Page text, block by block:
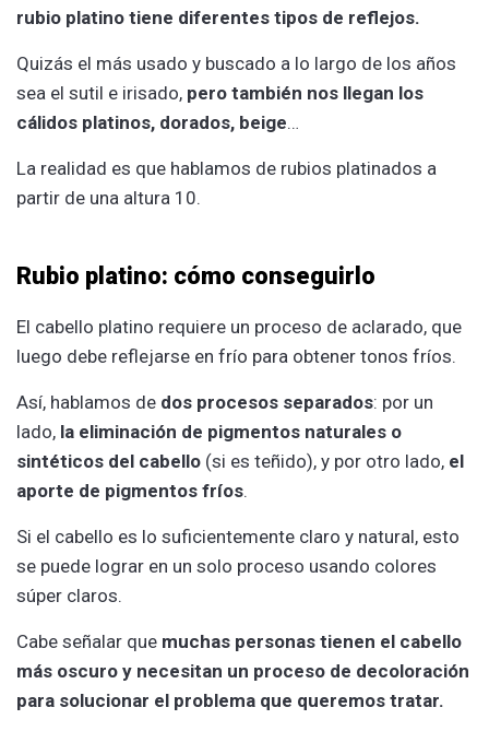
rubio platino tiene diferentes tipos de reflejos.
Quizás el más usado y buscado a lo largo de los años
sea el sutil e irisado, pero también nos llegan los
cálidos platinos, dorados, beige…
La realidad es que hablamos de rubios platinados a
partir de una altura 10.
Rubio platino: cómo conseguirlo
El cabello platino requiere un proceso de aclarado, que
luego debe reflejarse en frío para obtener tonos fríos.
Así, hablamos de dos procesos separados: por un
lado, la eliminación de pigmentos naturales o
sintéticos del cabello (si es teñido), y por otro lado, el
aporte de pigmentos fríos.
Si el cabello es lo suficientemente claro y natural, esto
se puede lograr en un solo proceso usando colores
súper claros.
Cabe señalar que muchas personas tienen el cabello
más oscuro y necesitan un proceso de decoloración
para solucionar el problema que queremos tratar.